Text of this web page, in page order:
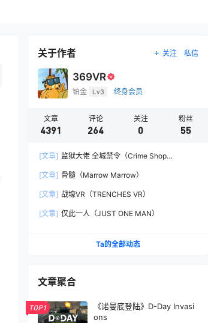
关于作者 关注 私信
369VR
铂金 Lv3 终身会员
文章
4391
评论
264
关注
0
粉丝
55
[文章] 监狱大佬 全城禁令（Crime Shop
[文章] 骨髓（Marrow Marrow）
[文章] 战壕VR（TRENCHES VR）
[文章] 仅此一人（JUST ONE MAN）
Ta的全部动态
文章聚合
TOP1
《诺曼底登陆》D-Day Invasi
ons